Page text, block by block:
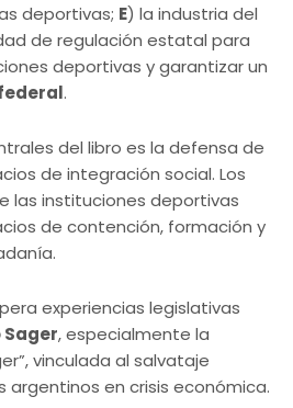
deportivas; E) la industria del
de regulación estatal para
deportivas y garantizar un
.
del libro es la defensa de
de integración social. Los
las instituciones deportivas
de contención, formación y
experiencias legislativas
Sager, especialmente la
vinculada al salvataje
argentinos en crisis económica.